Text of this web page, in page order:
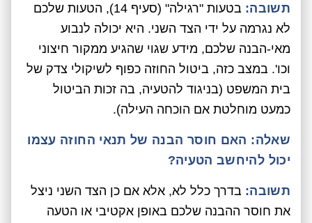
תשובה:
בטעות "רגילה" (סעיף 14), הטעות שלכם
לא נגרמה על ידי הצד השני. היא יכולה לנבוע
מאי-הבנה שלכם, מידע שגוי שהגיע ממקור חיצוני
וכו'. במצב כזה, ביטול החוזה כפוף לשיקולי צדק של
בית המשפט (בניגוד להטעיה, בה זכות הביטול
כמעט מוחלטת אם הוכחה העילה).
שאלה: האם חוסר הבנה של תנאי החוזה עצמו
יכול להיחשב הטעיה?
תשובה: בדרך כלל לא, אלא אם כן הצד השני ניצל
את חוסר ההבנה שלכם באופן אקטיבי או הטעה